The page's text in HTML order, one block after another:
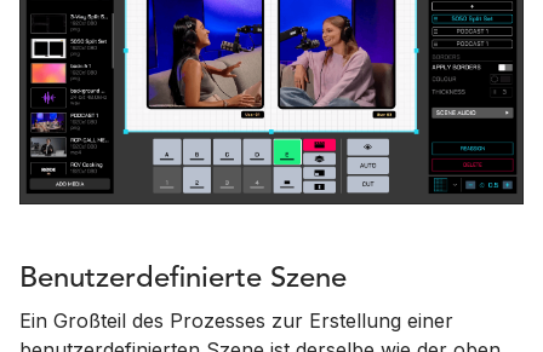
Benutzerdefinierte Szene
Ein Großteil des Prozesses zur Erstellung einer